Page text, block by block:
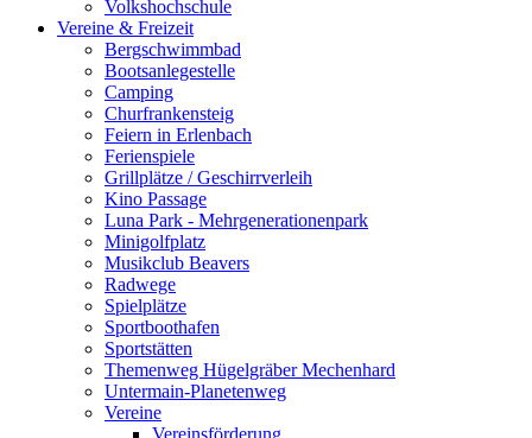
Volkshochschule
Vereine & Freizeit
Bergschwimmbad
Bootsanlegestelle
Camping
Churfrankensteig
Feiern in Erlenbach
Ferienspiele
Grillplätze / Geschirrverleih
Kino Passage
Luna Park - Mehrgenerationenpark
Minigolfplatz
Musikclub Beavers
Radwege
Spielplätze
Sportboothafen
Sportstätten
Themenweg Hügelgräber Mechenhard
Untermain-Planetenweg
Vereine
Vereinsförderung